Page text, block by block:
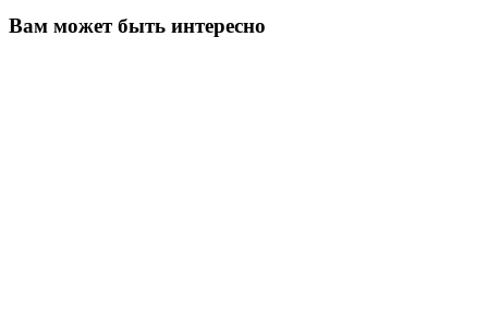
Вам может быть интересно